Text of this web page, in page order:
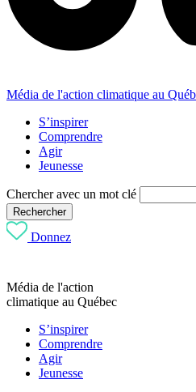
Média de l'action climatique au
S’inspirer
Comprendre
Agir
Jeunesse
Chercher avec un mot clé
Rechercher
Donnez
Média de l'action
climatique au Québec
S’inspirer
Comprendre
Agir
Jeunesse